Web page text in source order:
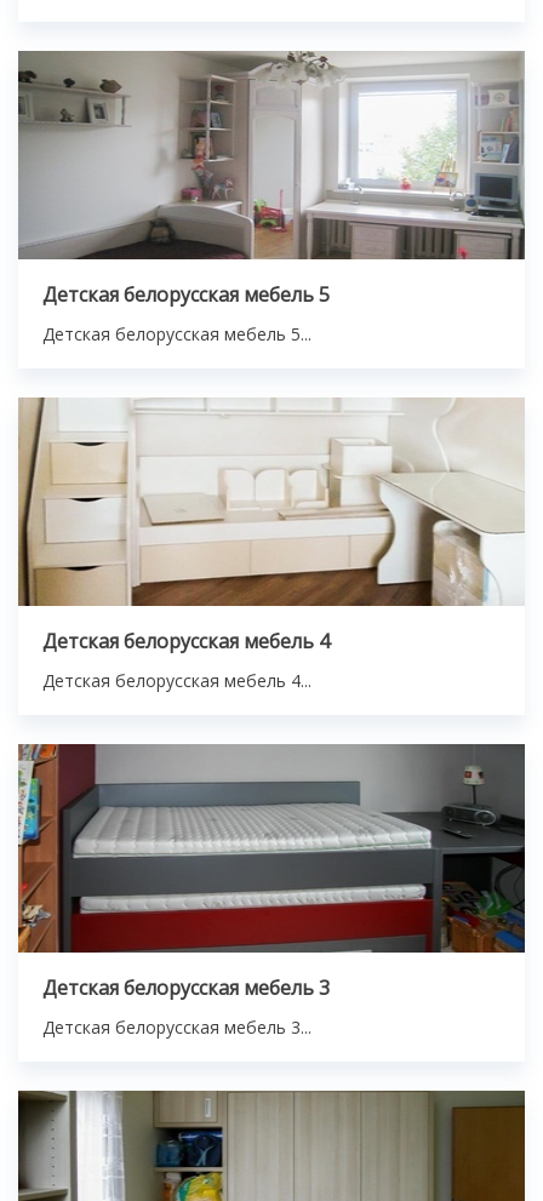
Детская белорусская мебель 5
Детская белорусская мебель 5...
Детская белорусская мебель 4
Детская белорусская мебель 4...
Детская белорусская мебель 3
Детская белорусская мебель 3...